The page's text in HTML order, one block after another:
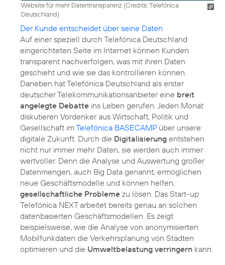
Website für mehr Datentransparenz (Credits: Telefónica
Deutschland)
Der Kunde entscheidet über seine Daten
Auf einer speziell durch Telefónica Deutschland
eingerichteten Seite im Internet können Kunden
transparent nachverfolgen, was mit ihren Daten
geschieht und wie sie das kontrollieren können.
Daneben hat Telefónica Deutschland als erster
deutscher Telekommunikationsanbieter eine breit
angelegte Debatte ins Leben gerufen. Jeden Monat
diskutieren Vordenker aus Wirtschaft, Politik und
Gesellschaft imTelefónica BASECAMPüber unsere
digitale Zukunft. Durch die Digitalisierung entstehen
nicht nur immer mehr Daten, sie werden auch immer
wertvoller. Denn die Analyse und Auswertung großer
Datenmengen, auch Big Data genannt, ermöglichen
neue Geschäftsmodelle und können helfen,
gesellschaftliche Probleme zu lösen. Das Start-up
Telefónica NEXT arbeitet bereits genau an solchen
datenbasierten Geschäftsmodellen. Es zeigt
beispielsweise, wie die Analyse von anonymisierten
Mobilfunkdaten die Verkehrsplanung von Städten
optimieren und die Umweltbelastung verringern kann.